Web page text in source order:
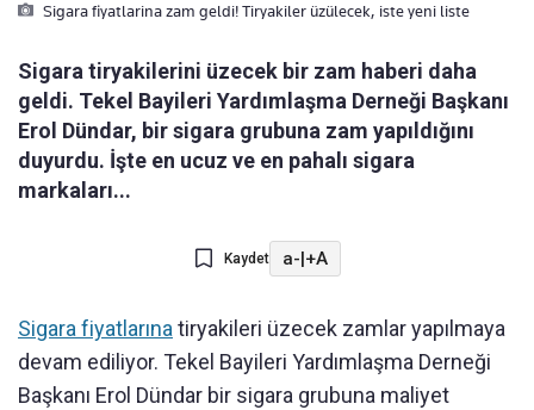
Sigara fiyatlarina zam geldi! Tiryakiler üzülecek, iste yeni liste
Sigara tiryakilerini üzecek bir zam haberi daha
geldi. Tekel Bayileri Yardımlaşma Derneği Başkanı
Erol Dündar, bir sigara grubuna zam yapıldığını
duyurdu. İşte en ucuz ve en pahalı sigara
markaları...
Kaydet a-|+A
Sigara fiyatlarına tiryakileri üzecek zamlar yapılmaya
devam ediliyor. Tekel Bayileri Yardımlaşma Derneği
Başkanı Erol Dündar bir sigara grubuna maliyet